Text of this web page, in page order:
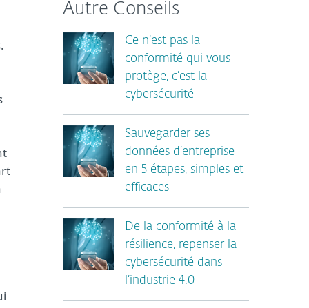
Autre Conseils
Ce n’est pas la
conformité qui vous
protège, c’est la
cybersécurité
Sauvegarder ses
données d’entreprise
en 5 étapes, simples et
efficaces
De la conformité à la
résilience, repenser la
cybersécurité dans
l’industrie 4.0